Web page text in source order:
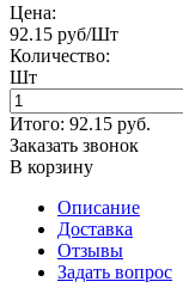
Цена:
92.15 руб/Шт
Количество:
Шт
Итого: 92.15 руб.
Заказать звонок
В корзину
Описание
Доставка
Отзывы
Задать вопрос